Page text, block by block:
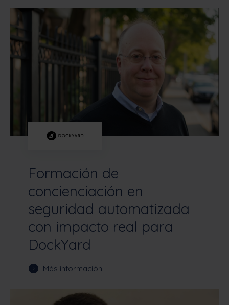
Formación de
concienciación en
seguridad automatizada
con impacto real para
DockYard
Más información